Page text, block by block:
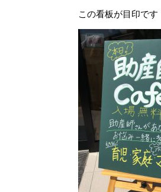
この看板が目印です